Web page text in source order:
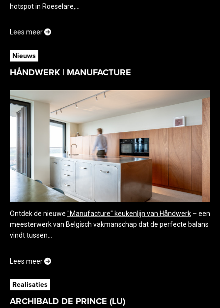
hotspot in Roeselare,...
Lees meer
Nieuws
HÅNDWERK | MANUFACTURE
Ontdek de nieuwe "Manufacture" keukenlijn van Håndwerk – een
meesterwerk van Belgisch vakmanschap dat de perfecte balans
vindt tussen...
Lees meer
Realisaties
ARCHIBALD DE PRINCE (LU)